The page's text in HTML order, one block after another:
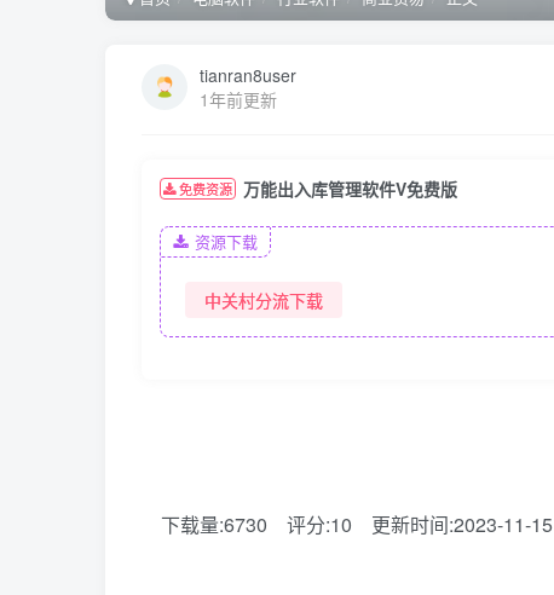
tianran8user
1年前更新
免费资源 万能出入库管理软件V免费版
资源下载
中关村分流下载
下载量:6730 评分:10 更新时间:2023-11-15